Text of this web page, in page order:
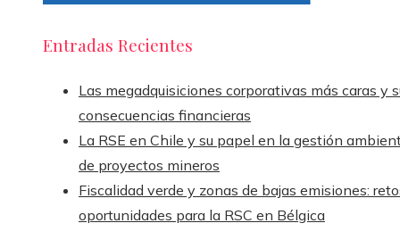
Entradas Recientes
Las megadquisiciones corporativas más caras y
consecuencias financieras
La RSE en Chile y su papel en la gestión
de proyectos mineros
Fiscalidad verde y zonas de bajas emisiones:
oportunidades para la RSC en Bélgica